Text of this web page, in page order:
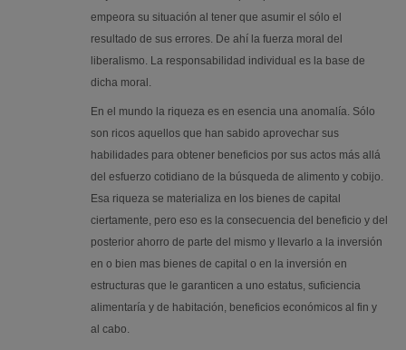
empeora su situación al tener que asumir el sólo el
resultado de sus errores. De ahí la fuerza moral del
liberalismo. La responsabilidad individual es la base de
dicha moral.
En el mundo la riqueza es en esencia una anomalía. Sólo
son ricos aquellos que han sabido aprovechar sus
habilidades para obtener beneficios por sus actos más allá
del esfuerzo cotidiano de la búsqueda de alimento y cobijo.
Esa riqueza se materializa en los bienes de capital
ciertamente, pero eso es la consecuencia del beneficio y del
posterior ahorro de parte del mismo y llevarlo a la inversión
en o bien mas bienes de capital o en la inversión en
estructuras que le garanticen a uno estatus, suficiencia
alimentaría y de habitación, beneficios económicos al fin y
al cabo.